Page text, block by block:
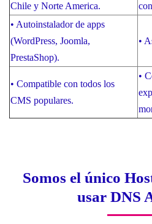
Chile y Norte America.
• Autoinstalador de apps
(WordPress, Joomla,
PrestaShop).
•
• Compatible con todos los
CMS populares.
•
Somos el único
usar DNS